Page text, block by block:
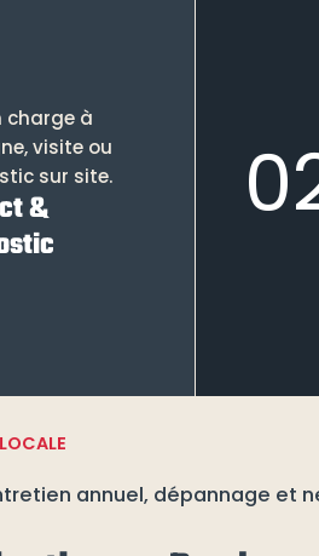
charge à
visite ou
sur site.
&
annuel, dépannage et